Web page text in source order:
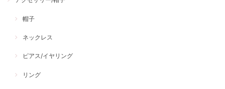
帽子
ネックレス
ピアス/イヤリング
リング